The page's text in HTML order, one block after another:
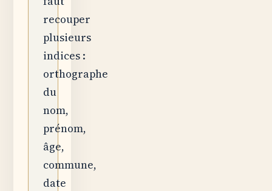
recouper
plusieurs
indices :
orthographe
du
nom,
prénom,
âge,
commune,
date